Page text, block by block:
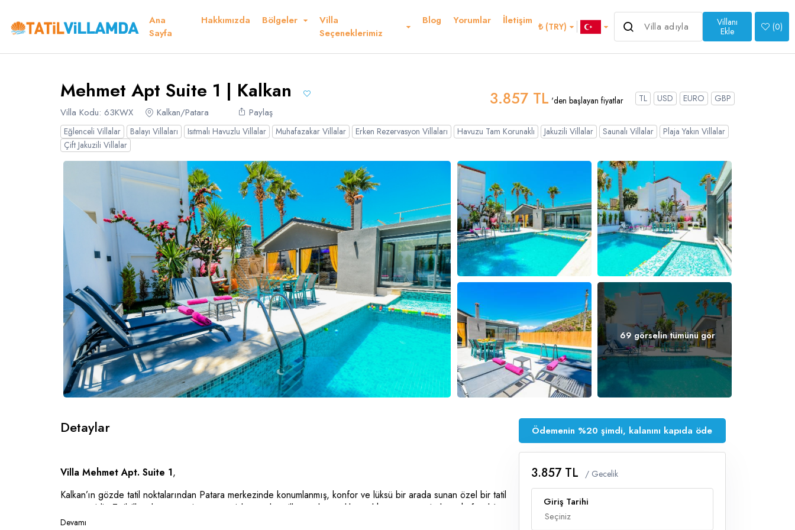
Ana
Sayfa
Hakkımızda Bölgeler
Villa
Seçeneklerimiz
Blog Yorumlar İletişim ₺ (TRY)
Villanı
Ekle
(0)
Mehmet Apt Suite 1 | Kalkan
Villa Kodu: 63KWX Kalkan/Patara Paylaş
Teşekkür Ederiz
3.857 TL 'den başlayan fiyatlar TL USD EURO GBP
Eğlenceli Villalar Balayı Villaları Isıtmalı Havuzlu Villalar Muhafazakar Villalar Erken Rezervasyon Villaları Havuzu Tam Korunaklı Jakuzili Villalar Saunalı Villalar
Plaja Yakın Villalar
Çift Jakuzili Villalar
69 görselin tümünü gör
Detaylar Fiyatlar Müsaitlik Takvimi Kurallar ve Şartlar Konum Yorumlar 3.857 ₺ 'den başlayan fiyatlar
Detaylar
Villa Mehmet Apt. Suite 1,
Kalkan’ın gözde tatil noktalarından Patara merkezinde konumlanmış, konfor ve lüksü bir arada sunan özel bir tatil
seçeneğidir. Tatilvillamda acentesi güvencesiyle sunulan villamız, korunaklı özel havuzu sayesinde muhafazakâr
aileler ve balayı çiftleri için oldukça idealdir.
Devamı
Ödemenin %20 şimdi, kalanını kapıda öde
3.857 TL / Gecelik
Giriş Tarihi
Dil Seçiniz
Türkçe English German Italian
Russian Spanish
Kur Seçiniz
Türk Lirası
TRY- TL EUR- € USD- $ GBP- £
Favorilerim
Müsaitlik Takvimi
Müsaitlik Takvimi >